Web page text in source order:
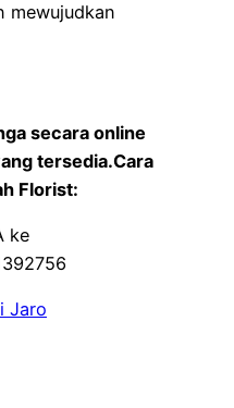
mewujudkan
secara online
tersedia.Cara
Florist:
ke
Jaro